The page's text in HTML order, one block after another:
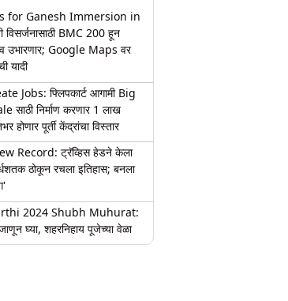
for Ganesh Immersion in
BMC 200 हून
उभारणार; Google Maps वर
यादी
Jobs: फ्लिपकार्ट आगामी Big
साठी निर्माण करणार 1 लाख
होणार पूर्ती केंद्रांचा विस्तार
Record: ट्रॅव्हिस हेडने केला
ठोकून रचला इतिहास; बनला
2024 Shubh Muhurat:
घ्या, शहरनिहाय पूजेच्या वेळा